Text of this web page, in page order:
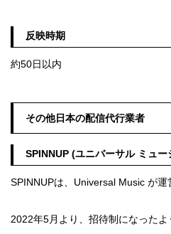
反映時期
約50日以内
その他日本の配信代行業者
SPINNUP (ユニバーサル ミュー
SPINNUPは、Universal Music が運
2022年5月より、招待制になったよ